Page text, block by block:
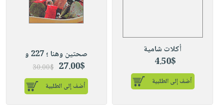
أكلات شامية
4.50$
أضف إلى الطلبية
صحتين وهنا ؛ 227 و
27.00$
30.00$
أضف إلى الطلبية